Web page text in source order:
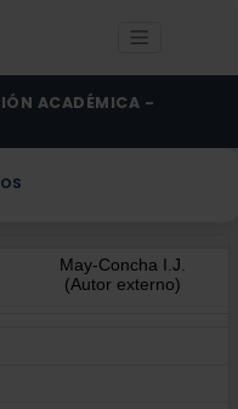
ACADÉMICA -
May-Concha I.J.
(Autor externo)